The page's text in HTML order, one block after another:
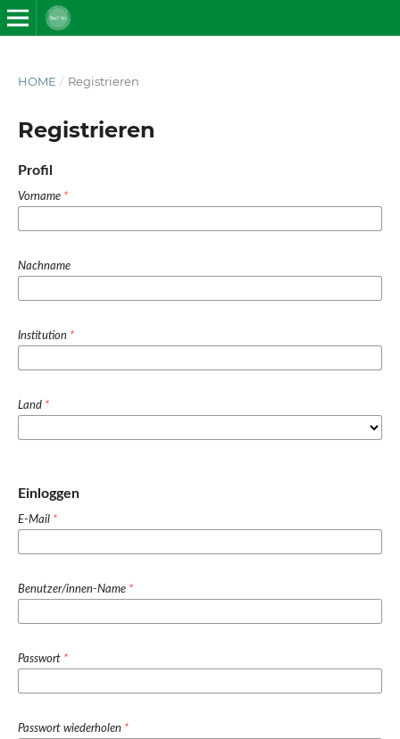
HOME / Registrieren
Registrieren
Profil
Vorname *
Nachname
Institution *
Land *
Einloggen
E-Mail *
Benutzer/innen-Name *
Passwort *
Passwort wiederholen *